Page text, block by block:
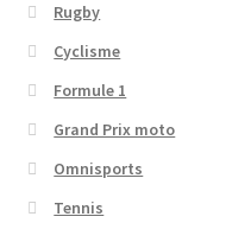
Rugby
Cyclisme
Formule 1
Grand Prix moto
Omnisports
Tennis